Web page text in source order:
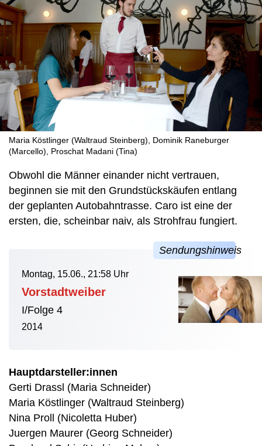
Maria Köstlinger (Waltraud Steinberg), Dominik Raneburger
(Marcello), Proschat Madani (Tina)
Obwohl die Männer einander nicht vertrauen,
beginnen sie mit den Grundstückskäufen entlang
der geplanten Autobahntrasse. Caro ist eine der
ersten, die, scheinbar naiv, als Strohfrau fungiert.
Montag, 15.06., 21:58 Uhr
Vorstadtweiber
I/Folge 4
2014
Hauptdarsteller:innen
Gerti Drassl (Maria Schneider)
Maria Köstlinger (Waltraud Steinberg)
Nina Proll (Nicoletta Huber)
Juergen Maurer (Georg Schneider)